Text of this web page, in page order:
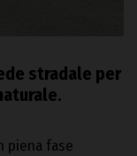
stradale per
piena fase